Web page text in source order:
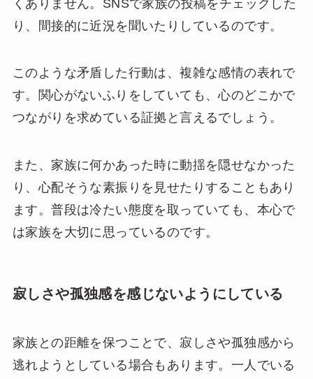
くありません。SNSで家族の投稿をチェックした
り、間接的に近況を聞いたりしているのです。
このような矛盾した行動は、複雑な感情の表れで
す。関心がないふりをしていても、心のどこかで
つながりを求めている証拠と言えるでしょう。
また、家族に何かあった時に動揺を隠せなかった
り、心配そうな素振りを見せたりすることもあり
ます。普段は冷たい態度を取っていても、本心で
は家族を大切に思っているのです。
寂しさや孤独感を感じないようにしている
家族との距離を保つことで、寂しさや孤独感から
逃れようとしている場合もあります。一人でいる